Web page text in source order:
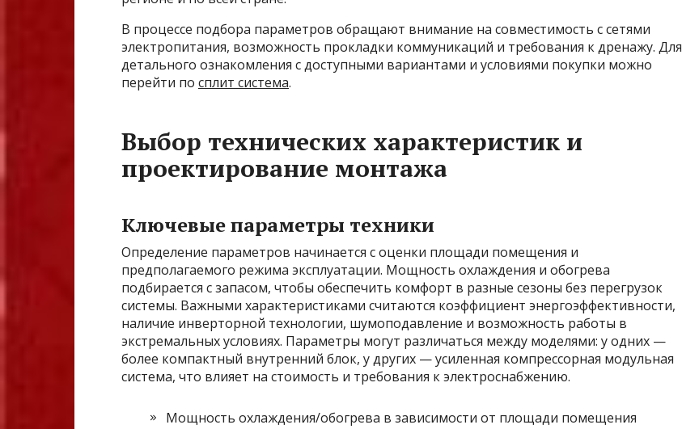
В процессе подбора параметров обращают внимание на совместимость с сетями
электропитания, возможность прокладки коммуникаций и требования к дренажу. Для
детального ознакомления с доступными вариантами и условиями покупки можно
перейти по сплит система.
Выбор технических характеристик и
проектирование монтажа
Ключевые параметры техники
Определение параметров начинается с оценки площади помещения и
предполагаемого режима эксплуатации. Мощность охлаждения и обогрева
подбирается с запасом, чтобы обеспечить комфорт в разные сезоны без перегрузок
системы. Важными характеристиками считаются коэффициент энергоэффективности,
наличие инверторной технологии, шумоподавление и возможность работы в
экстремальных условиях. Параметры могут различаться между моделями: у одних —
более компактный внутренний блок, у других — усиленная компрессорная модульная
система, что влияет на стоимость и требования к электроснабжению.
Мощность охлаждения/обогрева в зависимости от площади помещения